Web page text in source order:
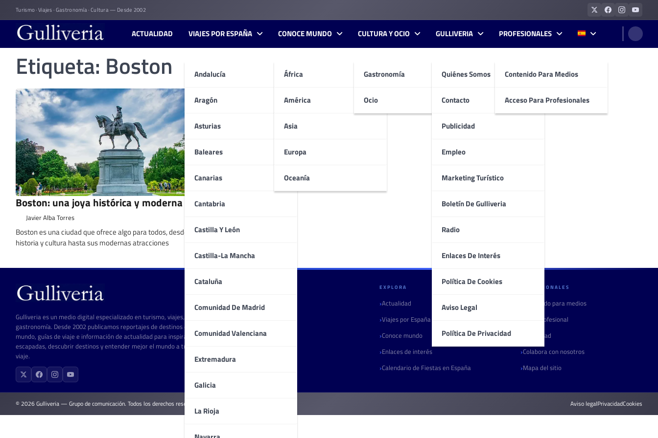
to
content
Turismo · Viajes · Gastronomía · Cultura — Desde 2002
ACTUALIDAD VIAJES POR ESPAÑA
Andalucía
Aragón
Asturias
Baleares
Canarias
Cantabria
Castilla Y León
Castilla-La Mancha
Cataluña
Comunidad De Madrid
Comunidad Valenciana
Extremadura
Galicia
La Rioja
CONOCE MUNDO
África
América
Asia
Europa
Oceanía
CULTURA Y OCIO
Gastronomía
Ocio
GULLIVERIA
Quiénes Somos
Contacto
Publicidad
Empleo
Marketing Turístico
Boletín De Gulliveria
Radio
Enlaces De Interés
Política De Cookies
Aviso Legal
Política De Privacidad
PROFESIONALES
Contenido Para Medios
Acceso Para Profesionales
Etiqueta: Boston
Boston: una joya histórica y moderna
Javier Alba Torres
Boston es una ciudad que ofrece algo para todos, desde su rica
historia y cultura hasta sus modernas atracciones
Gulliveria es un medio digital especializado en turismo, viajes, cultura y
gastronomía. Desde 2002 publicamos reportajes de destinos de todo el
mundo, guías de viaje e información de actualidad para inspirar
escapadas, descubrir destinos y entender mejor el mundo a través del
viaje.
Quiénes somos
Marketing turístico
EXPLORA
Actualidad
Viajes por España
Conoce mundo
Enlaces de interés
Calendario de Fiestas en España
PROFESIONALES
Contenido para medios
Área profesional
Publicidad
Colabora con nosotros
Mapa del sitio
© 2026 Gulliveria — Grupo de comunicación. Todos los derechos reservados. Aviso legalPrivacidadCookies